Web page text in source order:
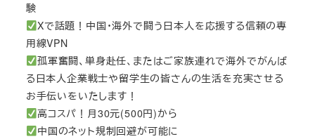
験
Xで話題！中国・海外で闘う日本人を応援する信頼の専
用線VPN
孤軍奮闘、単身赴任、またはご家族連れで海外でがんば
る日本人企業戦士や留学生の皆さんの生活を充実させる
お手伝いをいたします！
高コスパ！月30元(500円)から
中国のネット規制回避が可能に